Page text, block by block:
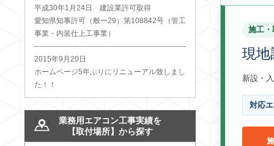
施工・
現
新設・
対応
平成30年1月24日 建設業許可取得
愛知県知事許可（般ー29）第108842号（管工
事業・内装仕上工事業）
2015年9月20日
ホームページ5年ぶりにリニューアル致しまし
た！！
業務用エアコン工事実績を
【取付場所】から探す